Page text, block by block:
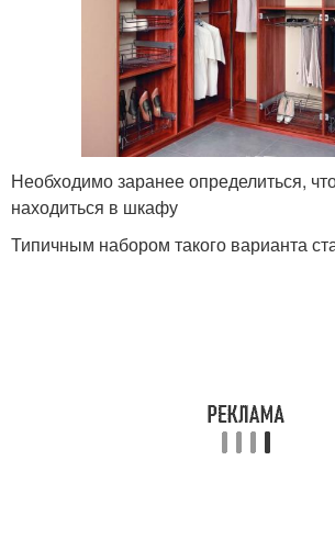
Необходимо заранее определиться,
находиться в шкафу
Типичным набором такого варианта